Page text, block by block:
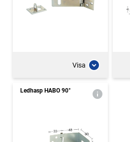
Visa
Ledhasp HABO 90°